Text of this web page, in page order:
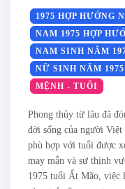
1975 HỢP HƯỚNG
NAM 1975 HỢP
NAM SINH NĂM
NỮ SINH NĂM
MỆNH - TUỔI
Phong thủy từ lâu đã
đời sống của người
phù hợp với tuổi được
may mắn và sự thịnh
1975 tuổi Ất Mão, việc